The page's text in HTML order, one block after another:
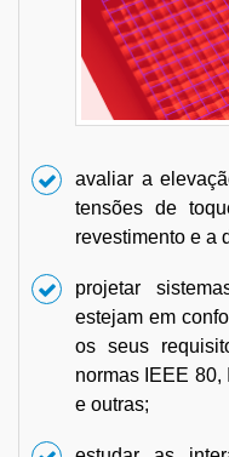
avaliar a
tensões de
revestimento e a
projetar
estejam em
os seus
normas IEEE
e outras;